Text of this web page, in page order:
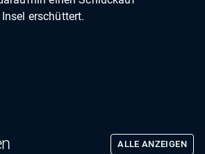
erschüttert.
ALLE ANZEIGEN